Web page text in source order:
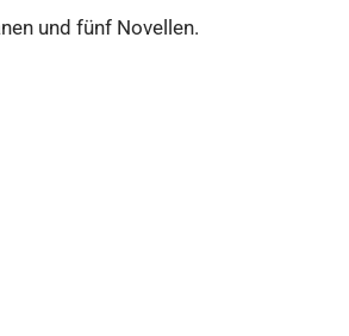
und fünf Novellen.